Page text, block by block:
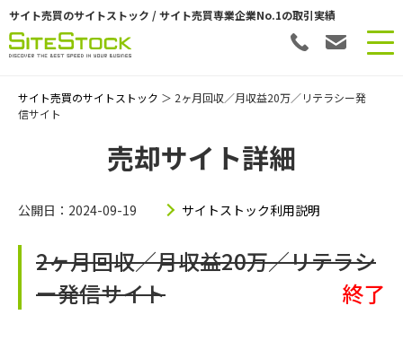
サイト売買のサイトストック / サイト売買専業企業No.1の取引実績
サイト売買のサイトストック ＞ 2ヶ月回収／月収益20万／リテラシー発
信サイト
売却サイト詳細
公開日：2024-09-19 サイトストック利用説明
2ヶ月回収／月収益20万／リテラシ
ー発信サイト
終了